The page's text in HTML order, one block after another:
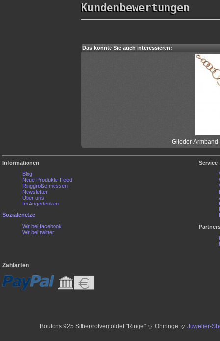
Kundenbewertungen
Das könnte Sie auch interessieren:
Glieder-Armband
Informationen
Blog
Neue Produkte-Feed
Ringgröße messen
Newsletter
Über uns
Im Angedenken
Sozialenetze
Wir bei facebook
Wir bei twitter
Service
Zahlarten
Boutons 925 Silber/rotvergoldet "Ringe" ッ Ohrringe ッ Juwelier-